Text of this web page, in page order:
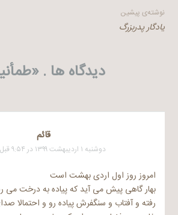
راهبری
نوشته
نوشته‌ی پیشین
یادگار پدربزرگ
دیدگاه ها . «
قائم
دوشنبه ۱ اردیبهشت ۱۳۹۹ در ۹:۵۴ قبل از ظهر
امروز روز اول اردی بهشت است
بهار گاهی پیش می آید که پیاده به درخت می
رفته و آفتاب و سنگفرش پیاده رو و احتمالا